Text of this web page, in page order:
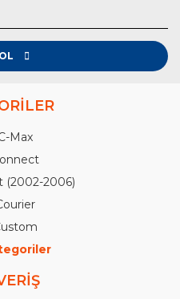
Max
(2002-2006)